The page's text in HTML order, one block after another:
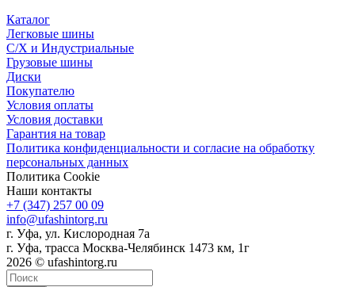
Каталог
Легковые шины
С/Х и Индустриальные
Грузовые шины
Диски
Покупателю
Условия оплаты
Условия доставки
Гарантия на товар
Политика конфиденциальности и согласие на обработку
персональных данных
Политика Cookie
Наши контакты
+7 (347) 257 00 09
info@ufashintorg.ru
г. Уфа, ул. Кислородная 7а
г. Уфа, трасса Москва-Челябинск 1473 км, 1г
2026 © ufashintorg.ru